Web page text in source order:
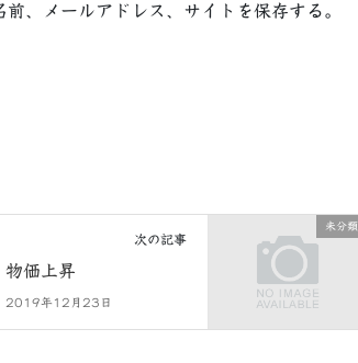
、メールアドレス、サイトを保存する。
未分類
次の記事
物価上昇
2019年12月23日